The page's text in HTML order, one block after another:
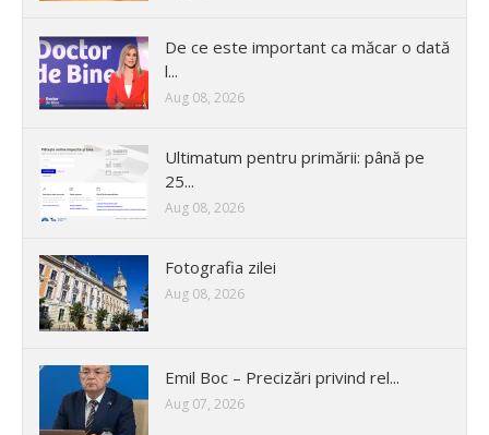
De ce este important ca măcar o dată
l...
Aug 08, 2026
Ultimatum pentru primării: până pe
25...
Aug 08, 2026
Fotografia zilei
Aug 08, 2026
Emil Boc – Precizări privind rel...
Aug 07, 2026